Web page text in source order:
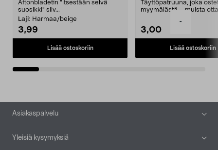
-
Aftonbladetin "itsestään selvä
suosikki" siiv...
Laji: Harmaa/beige
3,99
Lisää ostoskoriin
Täyttöpatruuna, joka
myymälästä – muista
3,00
Lisää ostoskoriin
Alatunniste
Asiakaspalvelu
Yleisiä kysymyksiä